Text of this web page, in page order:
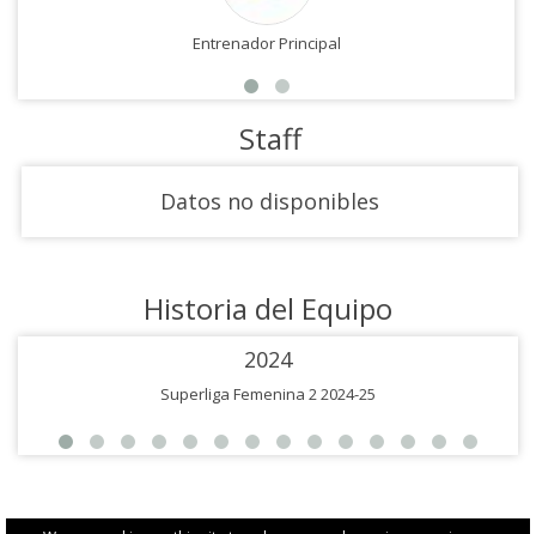
Entrenador Principal
Staff
Datos no disponibles
Historia del Equipo
2024
Superliga Femenina 2 2024-25